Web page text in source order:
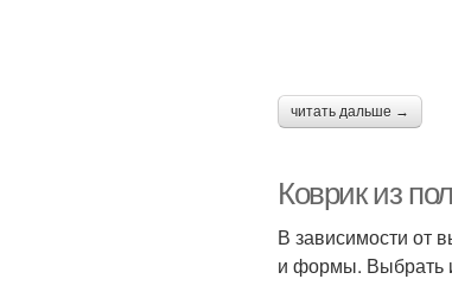
читать дальше →
Коврик из
В зависимости от
и формы. Выбрать